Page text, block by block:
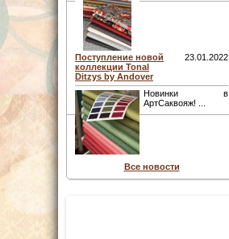
Поступление новой
коллекции Tonal
Ditzys by Andover
23.01.2022
Новинки в
АртСаквояж! ...
Все новости